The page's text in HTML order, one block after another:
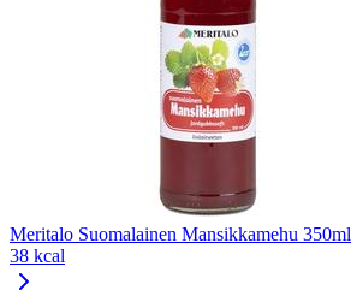
Meritalo Suomalainen Mansikkamehu 350ml
38 kcal